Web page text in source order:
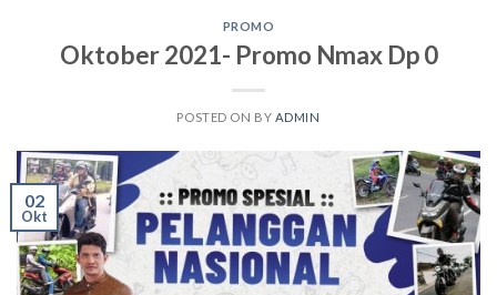
PROMO
Oktober 2021- Promo Nmax Dp 0
POSTED ON BY ADMIN
02
Okt